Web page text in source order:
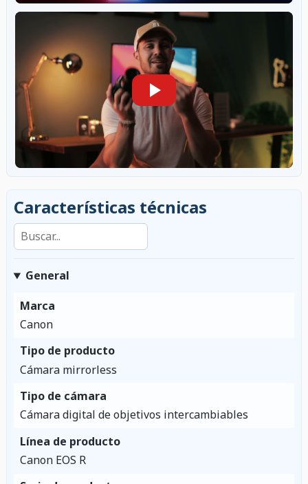
Características técnicas
Buscar en las características
General
Marca
Canon
Tipo de producto
Cámara mirrorless
Tipo de cámara
Cámara digital de objetivos intercambiables
Línea de producto
Canon EOS R